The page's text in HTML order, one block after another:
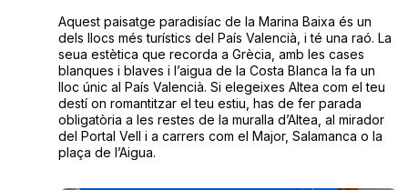
Aquest paisatge paradisíac de la Marina Baixa és un
dels llocs més turístics del País Valencià, i té una raó. La
seua estètica que recorda a Grècia, amb les cases
blanques i blaves i l’aigua de la Costa Blanca la fa un
lloc únic al País Valencià. Si elegeixes Altea com el teu
destí on romantitzar el teu estiu, has de fer parada
obligatòria a les restes de la muralla d’Altea, al mirador
del Portal Vell i a carrers com el Major, Salamanca o la
plaça de l’Aigua.